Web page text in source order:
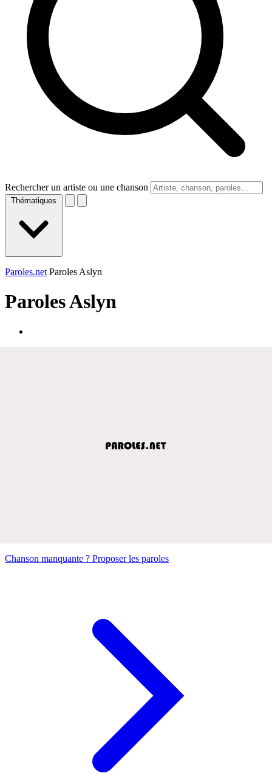
Rechercher un artiste ou une chanson
Thématiques
Paroles.net Paroles Aslyn
ParolesAslyn
Chanson manquante ? Proposer les paroles